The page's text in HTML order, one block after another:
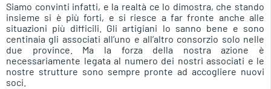
Siamo convinti infatti, e la realtà ce lo dimostra, che stando
insieme si è più forti, e si riesce a far fronte anche alle
situazioni più difficili. Gli artigiani lo sanno bene e sono
centinaia gli associati all’uno e all’altro consorzio solo nelle
due province. Ma la forza della nostra azione è
necessariamente legata al numero dei nostri associati e le
nostre strutture sono sempre pronte ad accogliere nuovi
soci.